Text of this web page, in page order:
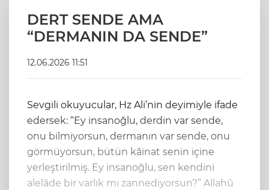
DERT SENDE AMA
“DERMANIN DA SENDE”
12.06.2026 11:51
Sevgili okuyucular, Hz Ali’nin deyimiyle ifade
edersek: “Ey insanoğlu, derdin var sende,
onu bilmiyorsun, dermanın var sende, onu
görmüyorsun, bütün kâinat senin içine
yerleştirilmiş. Ey insanoğlu, sen kendini
alelâde bir varlık mı zannediyorsun?” Allahû